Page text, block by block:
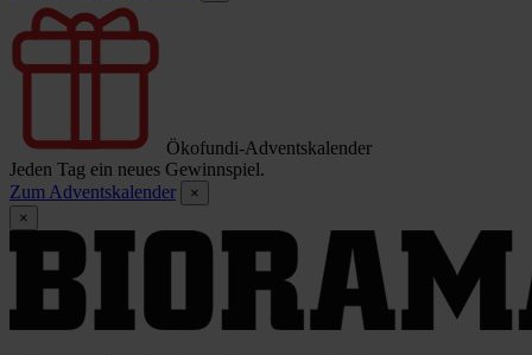
Ökofundi-Adventskalender
Jeden Tag ein neues Gewinnspiel.
Zum Adventskalender
×
×